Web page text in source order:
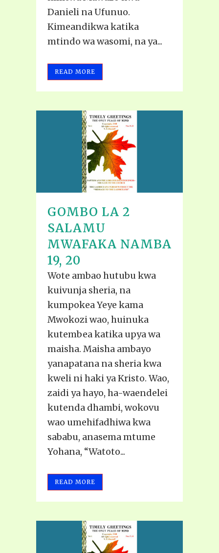
Danieli na Ufunuo.
Kimeandikwa katika
mtindo wa wasomi, na ya...
READ MORE
GOMBO LA 2
SALAMU
MWAFAKA NAMBA
19, 20
Wote ambao hutubu kwa
kuivunja sheria, na
kumpokea Yeye kama
Mwokozi wao, huinuka
kutembea katika upya wa
maisha. Maisha ambayo
yanapatana na sheria kwa
kweli ni haki ya Kristo. Wao,
zaidi ya hayo, ha-waendelei
kutenda dhambi, wokovu
wao umehifadhiwa kwa
sababu, anasema mtume
Yohana, “Watoto...
READ MORE